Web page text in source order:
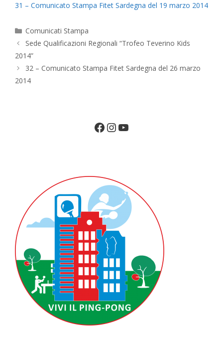
31 – Comunicato Stampa Fitet Sardegna del 19 marzo 2014
Categorie
Comunicati Stampa
Sede Qualificazioni Regionali “Trofeo Teverino Kids
2014”
32 – Comunicato Stampa Fitet Sardegna del 26 marzo
2014
Facebook
Instagram
YouTube